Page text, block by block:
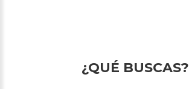
¿QUÉ BUSCAS?